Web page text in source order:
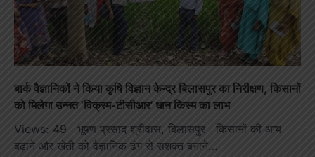
बार्क वैज्ञानिकों ने किया कृषि विज्ञान केन्द्र बिलासपुर का निरीक्षण, किसानों
को मिलेगा उन्नत ‘विक्रम-टीसीआर’ धान किस्म का लाभ
Views: 49 भूषण प्रसाद श्रीवास, बिलासपुर किसानों की आय
बढ़ाने और खेती को वैज्ञानिक ढंग से सशक्त बनाने…